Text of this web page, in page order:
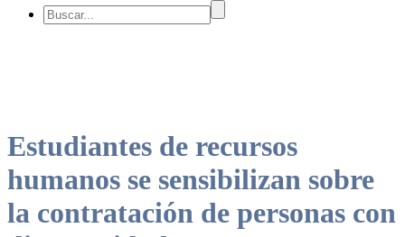
Estudiantes de recursos
humanos se sensibilizan sobre
la contratación de personas con